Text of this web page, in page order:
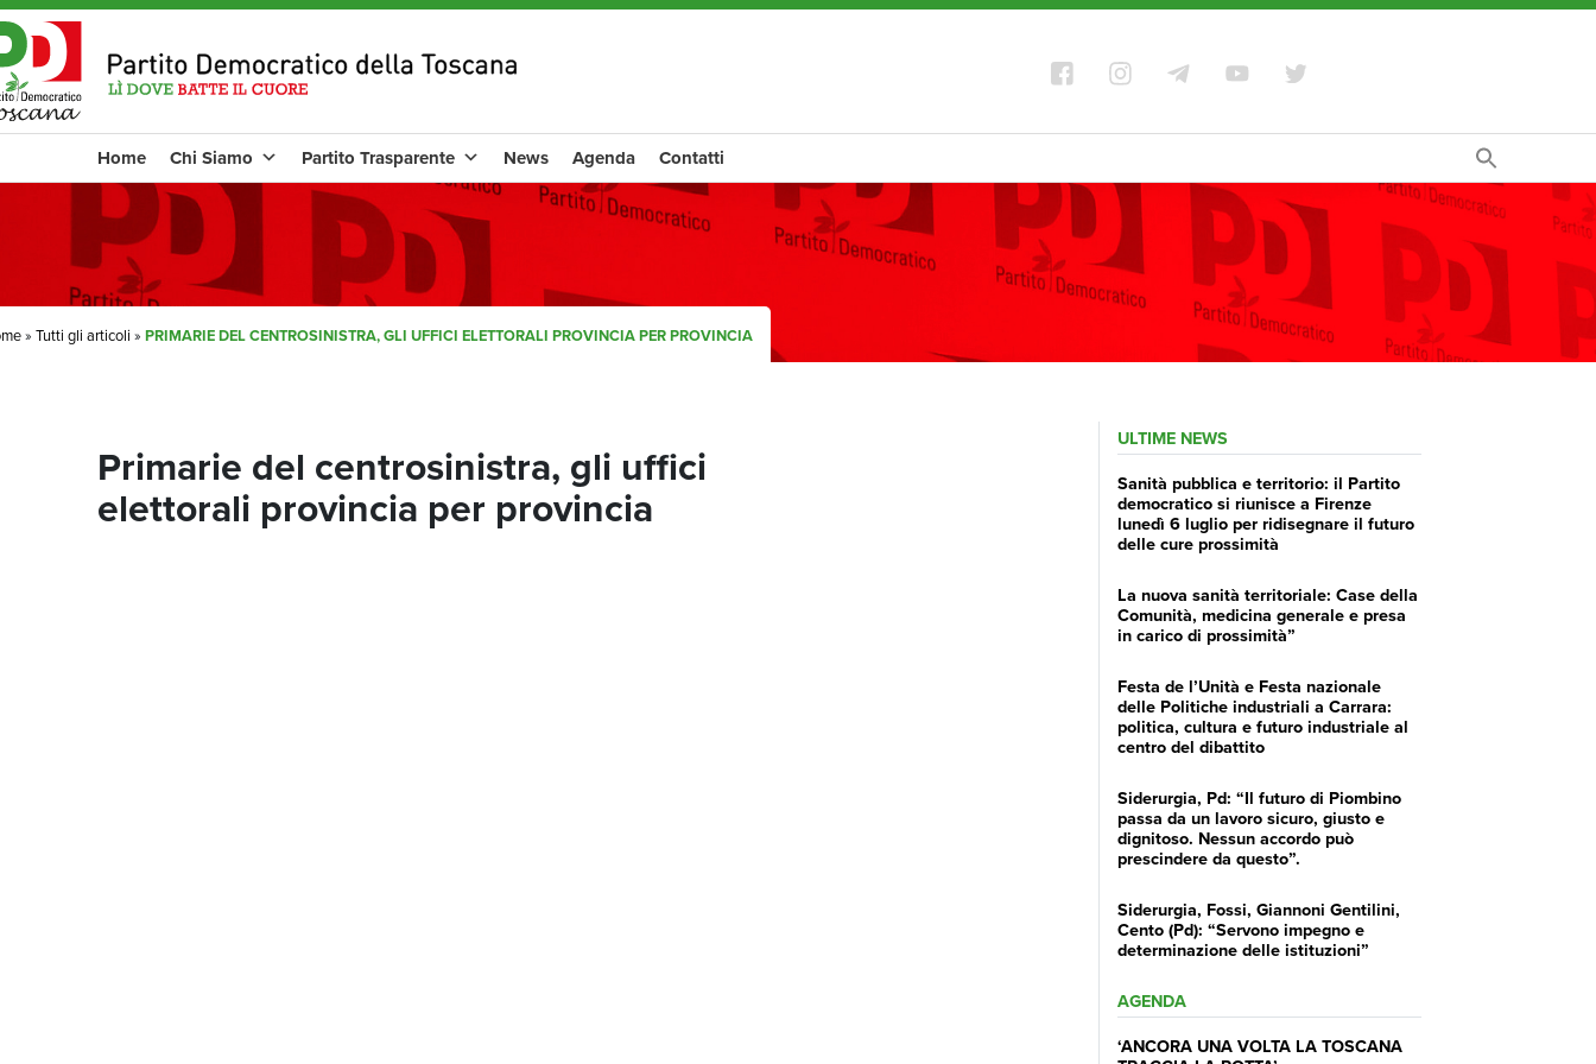
Home Chi Siamo Partito Trasparente News Agenda Contatti
» Tutti gli articoli » PRIMARIE DEL CENTROSINISTRA, GLI UFFICI ELETTORALI PROVINCIA PER PROVINCIA
Primarie del centrosinistra, gli uffici
elettorali provincia per provincia
ULTIME NEWS
Sanità pubblica e territorio: il Partito
democratico si riunisce a Firenze
lunedì 6 luglio per ridisegnare il futuro
delle cure prossimità
La nuova sanità territoriale: Case della
Comunità, medicina generale e presa
in carico di prossimità”
Festa de l’Unità e Festa nazionale
delle Politiche industriali a Carrara:
politica, cultura e futuro industriale al
centro del dibattito
Siderurgia, Pd: “Il futuro di Piombino
passa da un lavoro sicuro, giusto e
dignitoso. Nessun accordo può
prescindere da questo”.
Siderurgia, Fossi, Giannoni Gentilini,
Cento (Pd): “Servono impegno e
determinazione delle istituzioni”
AGENDA
‘ANCORA UNA VOLTA LA TOSCANA